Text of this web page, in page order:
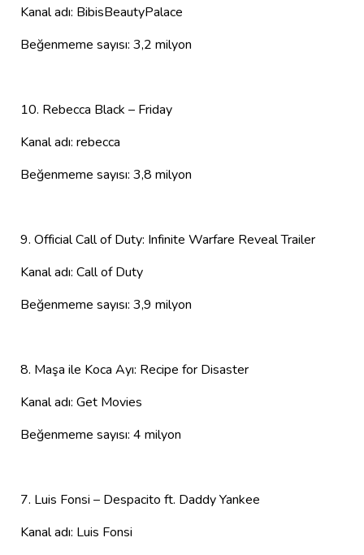
Kanal adı: BibisBeautyPalace
Beğenmeme sayısı: 3,2 milyon
10. Rebecca Black – Friday
Kanal adı: rebecca
Beğenmeme sayısı: 3,8 milyon
9. Official Call of Duty: Infinite Warfare Reveal Trailer
Kanal adı: Call of Duty
Beğenmeme sayısı: 3,9 milyon
8. Maşa ile Koca Ayı: Recipe for Disaster
Kanal adı: Get Movies
Beğenmeme sayısı: 4 milyon
7. Luis Fonsi – Despacito ft. Daddy Yankee
Kanal adı: Luis Fonsi